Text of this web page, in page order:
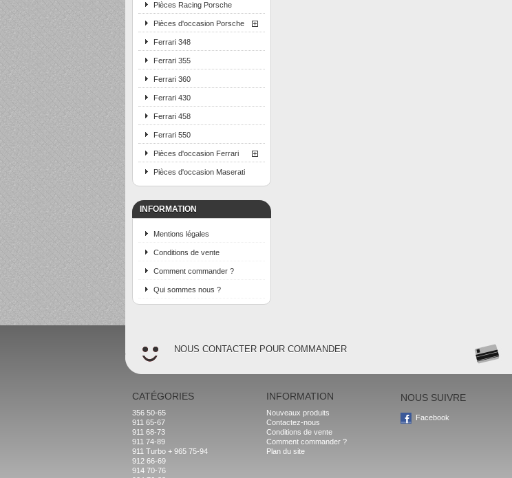
Pièces Racing Porsche
Pièces d'occasion Porsche
Ferrari 348
Ferrari 355
Ferrari 360
Ferrari 430
Ferrari 458
Ferrari 550
Pièces d'occasion Ferrari
Pièces d'occasion Maserati
INFORMATION
Mentions légales
Conditions de vente
Comment commander ?
Qui sommes nous ?
NOUS CONTACTER POUR COMMANDER
CATÉGORIES
356 50-65
911 65-67
911 68-73
911 74-89
911 Turbo + 965 75-94
912 66-69
914 70-76
INFORMATION
Nouveaux produits
Contactez-nous
Conditions de vente
Comment commander ?
Plan du site
NOUS SUIVRE
Facebook